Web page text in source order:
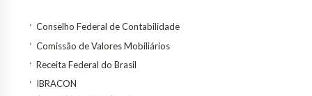
Conselho Federal de Contabilidade
Comissão de Valores Mobiliários
Receita Federal do Brasil
IBRACON